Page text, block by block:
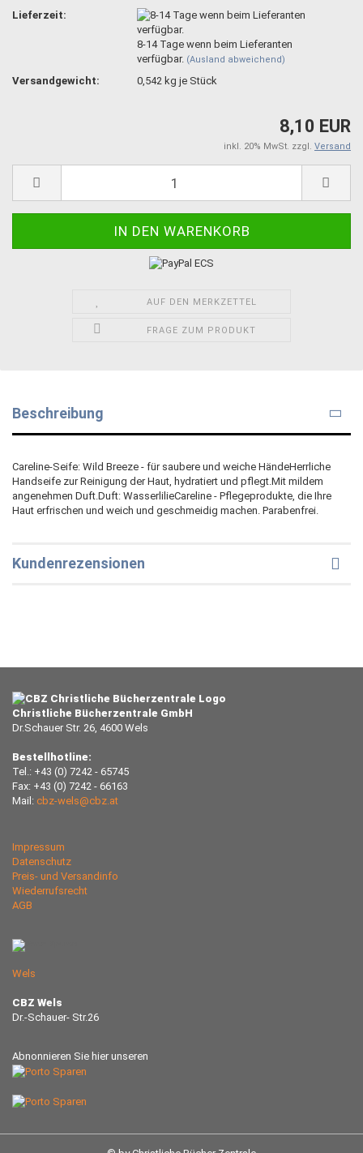
Lieferzeit:
8-14 Tage wenn beim Lieferanten
verfügbar. (Ausland abweichend)
Versandgewicht: 0,542 kg je Stück
8,10 EUR
inkl. 20% MwSt. zzgl. Versand
AUF DEN MERKZETTEL
FRAGE ZUM PRODUKT
Beschreibung
Careline-Seife: Wild Breeze - für saubere und weiche HändeHerrliche
Handseife zur Reinigung der Haut, hydratiert und pflegt.Mit mildem
angenehmen Duft.Duft: WasserlilieCareline - Pflegeprodukte, die Ihre
Haut erfrischen und weich und geschmeidig machen. Parabenfrei.
Kundenrezensionen
Christliche Bücherzentrale GmbH
Dr.Schauer Str. 26, 4600 Wels
Bestellhotline:
Tel.: +43 (0) 7242 - 65745
Fax: +43 (0) 7242 - 66163
Mail: cbz-wels@cbz.at
Impressum
Datenschutz
Preis- und Versandinfo
Wiederrufsrecht
AGB
Wels
CBZ Wels
Dr.-Schauer- Str.26
Abnonnieren Sie hier unseren